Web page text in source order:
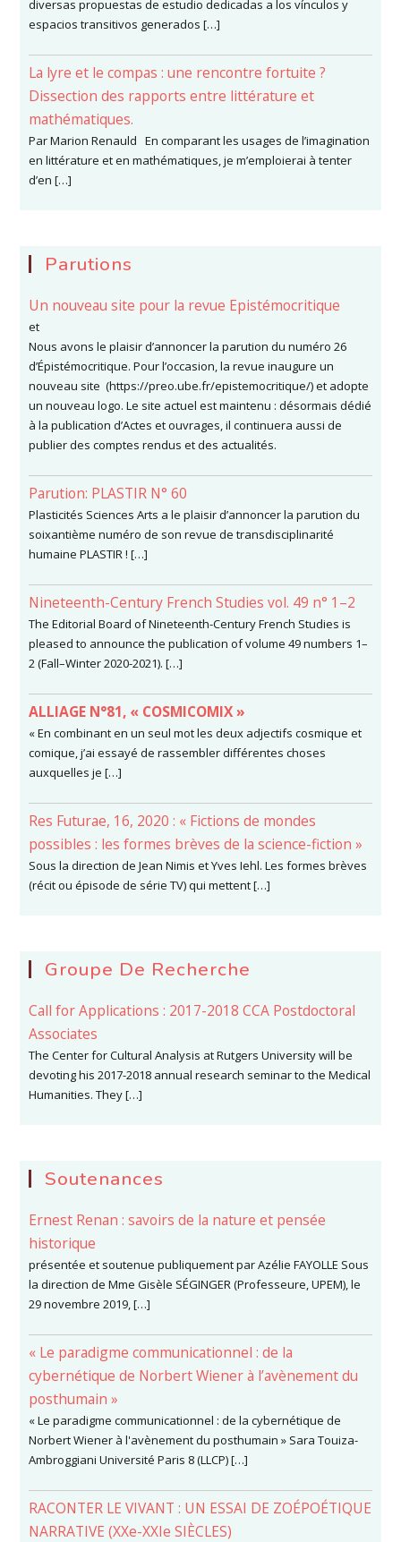
diversas propuestas de estudio dedicadas a los vínculos y
espacios transitivos generados […]
La lyre et le compas : une rencontre fortuite ?
Dissection des rapports entre littérature et
mathématiques.
Par Marion Renauld En comparant les usages de l’imagination
en littérature et en mathématiques, je m’emploierai à tenter
d’en […]
Parutions
Un nouveau site pour la revue Epistémocritique
et
Nous avons le plaisir d’annoncer la parution du numéro 26
d’Épistémocritique. Pour l’occasion, la revue inaugure un
nouveau site (https://preo.ube.fr/epistemocritique/) et adopte
un nouveau logo. Le site actuel est maintenu : désormais dédié
à la publication d’Actes et ouvrages, il continuera aussi de
publier des comptes rendus et des actualités.
Parution: PLASTIR N° 60
Plasticités Sciences Arts a le plaisir d’annoncer la parution du
soixantième numéro de son revue de transdisciplinarité
humaine PLASTIR ! […]
Nineteenth-Century French Studies vol. 49 n° 1–2
The Editorial Board of Nineteenth-Century French Studies is
pleased to announce the publication of volume 49 numbers 1–
2 (Fall–Winter 2020-2021). […]
ALLIAGE N°81, « COSMICOMIX »
« En combinant en un seul mot les deux adjectifs cosmique et
comique, j’ai essayé de rassembler différentes choses
auxquelles je […]
Res Futurae, 16, 2020 : « Fictions de mondes
possibles : les formes brèves de la science-fiction »
Sous la direction de Jean Nimis et Yves Iehl. Les formes brèves
(récit ou épisode de série TV) qui mettent […]
Groupe De Recherche
Call for Applications : 2017-2018 CCA Postdoctoral
Associates
The Center for Cultural Analysis at Rutgers University will be
devoting his 2017-2018 annual research seminar to the Medical
Humanities. They […]
Soutenances
Ernest Renan : savoirs de la nature et pensée
historique
présentée et soutenue publiquement par Azélie FAYOLLE Sous
la direction de Mme Gisèle SÉGINGER (Professeure, UPEM), le
29 novembre 2019, […]
« Le paradigme communicationnel : de la
cybernétique de Norbert Wiener à l’avènement du
posthumain »
« Le paradigme communicationnel : de la cybernétique de
Norbert Wiener à l'avènement du posthumain » Sara Touiza-
Ambroggiani Université Paris 8 (LLCP) […]
RACONTER LE VIVANT : UN ESSAI DE ZOÉPOÉTIQUE
NARRATIVE (XXe-XXIe SIÈCLES)